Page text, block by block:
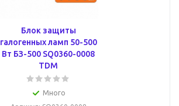
Блок защиты
галогенных ламп 50-500
Вт БЗ-500 SQ0360-0008
TDM
Много